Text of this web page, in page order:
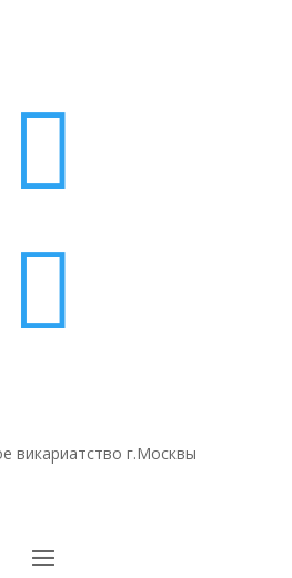


викариатство г.Москвы